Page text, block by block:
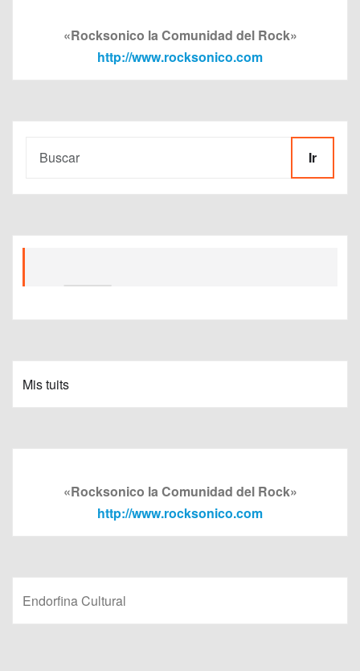
«Rocksonico la Comunidad del Rock»
http://www.rocksonico.com
Ir
Mis tuits
«Rocksonico la Comunidad del Rock»
http://www.rocksonico.com
Endorfina Cultural